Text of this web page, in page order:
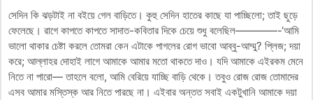
সেদিন কি ঝড়টাই না বইয়ে গেল বাড়িতে। কুহু সেদিন হাতের কাছে যা পাচ্ছিলো; তাই ছুড়ে
ফেলেছে। রাগে কাপতে কাপতে সাদাত-কবিতার দিকে চেয়ে শুধু বলেছিল————-‘আমি
ভালো থাকার চেষ্টা করলে তোমরা কেন এটাকে পাগলের রোগ ভাবো আব্বু-আম্মু? প্লিজ; দয়া
করে; আল্লাহর দোহাই লাগে আমাকে আমার মতো থাকতে দাও। যদি আমাকে এইরকম মেনে
নিতে না পারো— তাহলে বলো, আমি বেরিয়ে যাচ্ছি বাড়ি থেকে। তবুও রোজ রোজ তোমাদের
এসব আমার মস্তিস্ক আর নিতে পারছে না। এইবার অন্তত সবাই একটুখানি আমাকে দয়া